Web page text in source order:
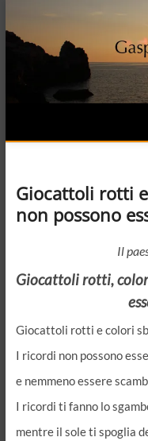
content
Giocattoli rotti
non possono
Il
Giocattoli rotti,
Giocattoli rotti e colori
I ricordi non possono
e nemmeno essere
I ricordi ti fanno lo
mentre il sole ti spoglia